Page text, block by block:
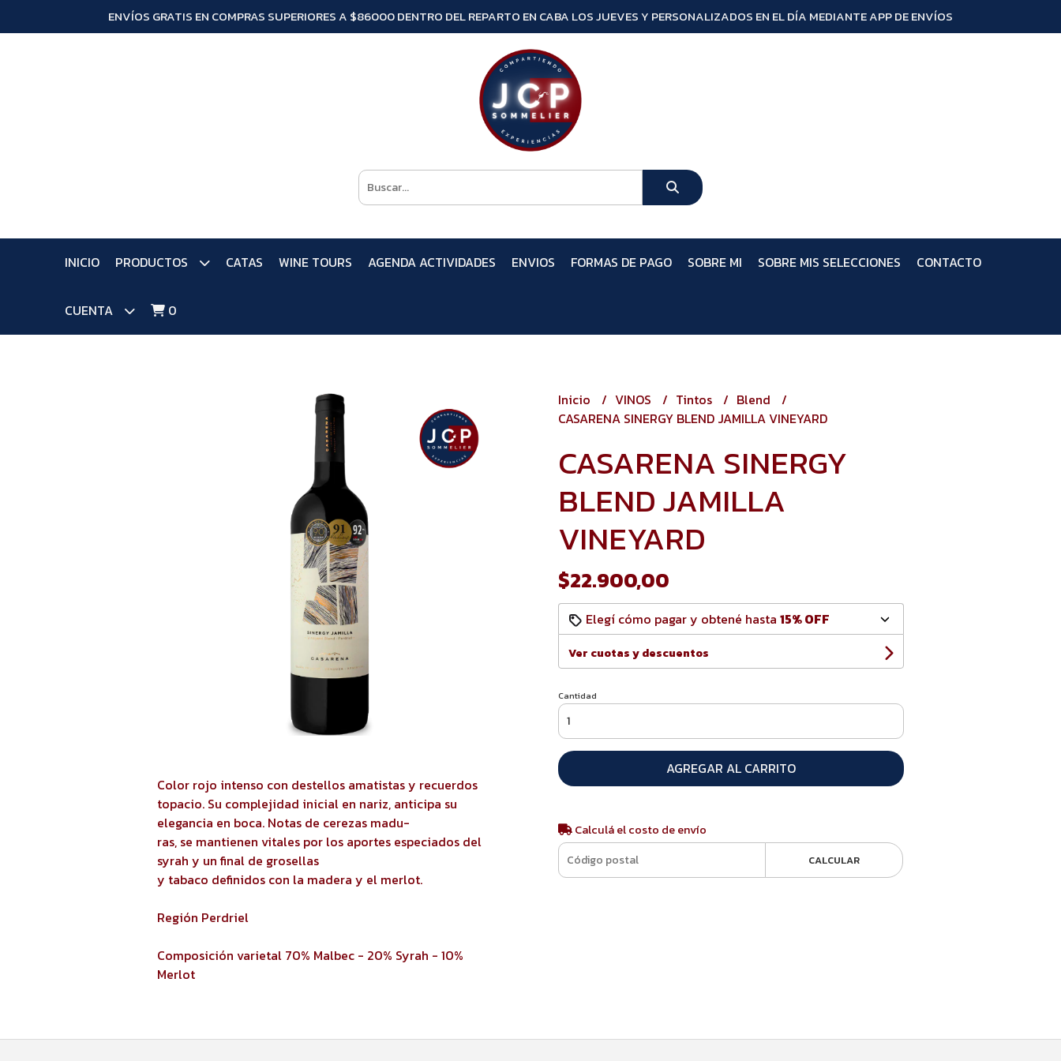
ENVÍOS GRATIS EN COMPRAS SUPERIORES A $86000 DENTRO DEL REPARTO EN CABA LOS JUEVES Y PERSONALIZADOS EN EL DÍA MEDIANTE APP DE ENVÍOS
INICIO PRODUCTOS CATAS WINE TOURS AGENDA ACTIVIDADES ENVIOS FORMAS DE PAGO SOBRE MI SOBRE MIS SELECCIONES CONTACTO
CUENTA 0
Color rojo intenso con destellos amatistas y recuerdos
topacio. Su complejidad inicial en nariz, anticipa su
elegancia en boca. Notas de cerezas madu-
ras, se mantienen vitales por los aportes especiados del
syrah y un final de grosellas
y tabaco definidos con la madera y el merlot.
Región Perdriel
Composición varietal 70% Malbec - 20% Syrah - 10%
Merlot
Inicio VINOS Tintos
Blend
CASARENA SINERGY BLEND JAMILLA VINEYARD
CASARENA SINERGY
BLEND JAMILLA
VINEYARD
$22.900,00
Elegí cómo pagar y obtené hasta 15% OFF
Ver cuotas y descuentos
Cantidad
AGREGAR AL CARRITO
Calculá el costo de envío
CALCULAR